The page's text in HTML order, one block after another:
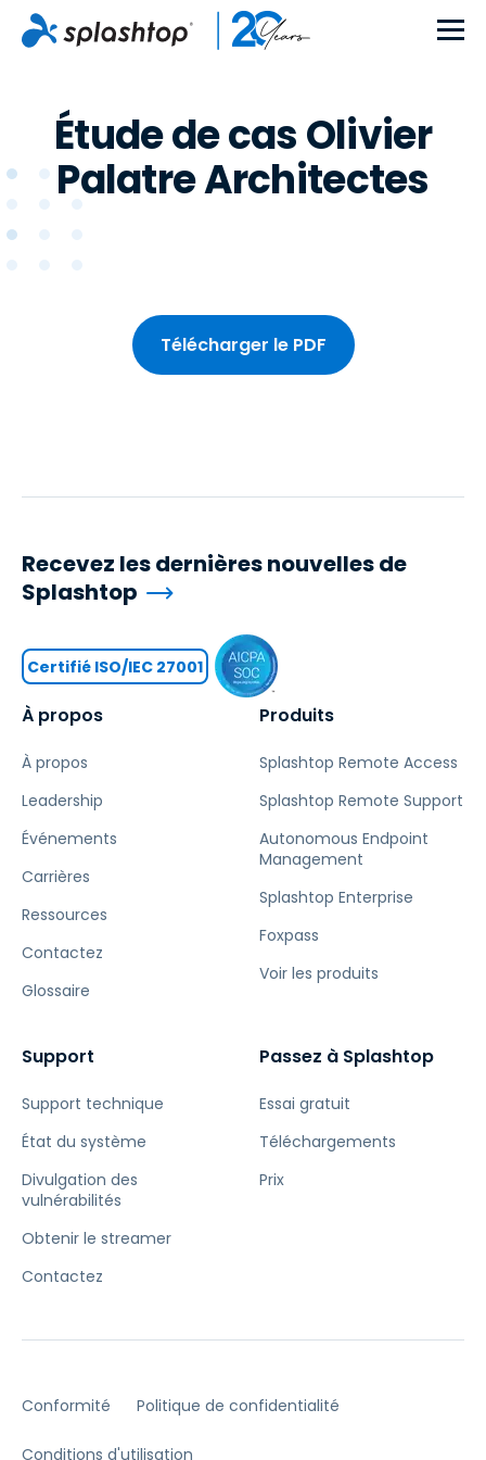
Étude de cas Olivier
Palatre Architectes
Télécharger le PDF
À propos
À propos
Leadership
Événements
Carrières
Ressources
Contactez
Glossaire
Produits
Splashtop Remote Access
Splashtop Remote Support
Autonomous Endpoint
Management
Splashtop Enterprise
Foxpass
Voir les produits
Support
Support technique
État du système
Divulgation des
vulnérabilités
Obtenir le streamer
Contactez
Passez à Splashtop
Essai gratuit
Téléchargements
Prix
Recevez les dernières nouvelles de
Splashtop
Certifié ISO/IEC 27001
Conformité Politique de confidentialité
Conditions d'utilisation